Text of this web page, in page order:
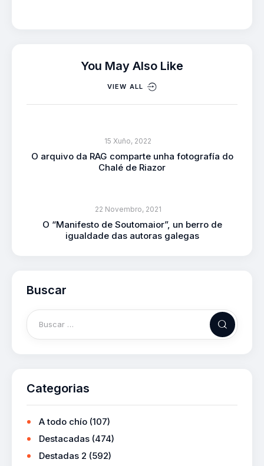
You May Also Like
VIEW ALL
15 Xuño, 2022
O arquivo da RAG comparte unha fotografía do
Chalé de Riazor
22 Novembro, 2021
O “Manifesto de Soutomaior”, un berro de
igualdade das autoras galegas
Buscar
Categorias
A todo chío (107)
Destacadas (474)
Destadas 2 (592)